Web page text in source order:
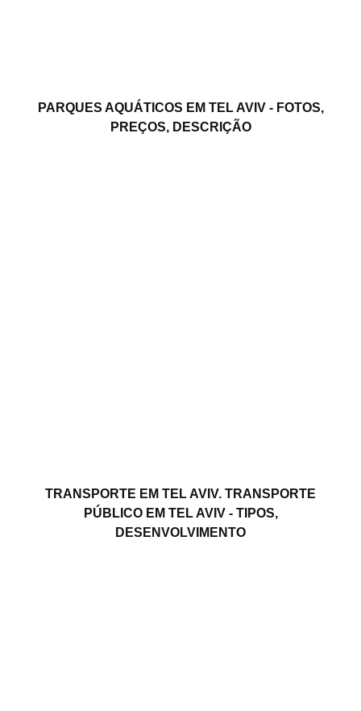
PARQUES AQUÁTICOS EM TEL AVIV - FOTOS,
PREÇOS, DESCRIÇÃO
TRANSPORTE EM TEL AVIV. TRANSPORTE
PÚBLICO EM TEL AVIV - TIPOS,
DESENVOLVIMENTO